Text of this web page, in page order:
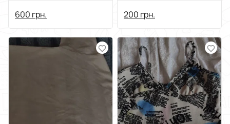
Скинути все
600 грн. 200 грн.